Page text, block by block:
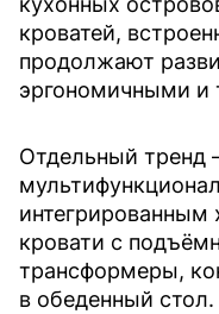
кроватей,
продолжают
эргономичными и
Отдельный тренд
интегрированным
кровати с
трансформеры,
в обеденный